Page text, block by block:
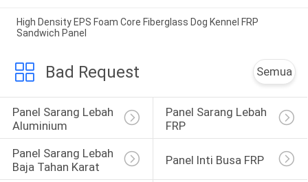
High Density EPS Foam Core Fiberglass Dog Kennel FRP
Sandwich Panel
Bad Request Semua
Panel Sarang Lebah
Aluminium
Panel Sarang Lebah
FRP
Panel Sarang Lebah
Baja Tahan Karat
Panel Inti Busa FRP